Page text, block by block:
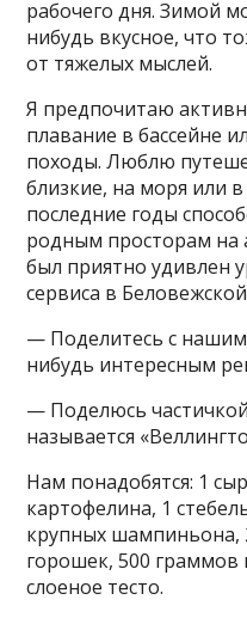
рабочего дня. Зимой
нибудь вкусное, что
от тяжелых мыслей.
Я предпочитаю
плавание в бассейне
походы. Люблю
близкие, на моря или
последние годы
родным просторам на
был приятно удивлен
сервиса в
— Поделитесь с
нибудь интересным
— Поделюсь
называется
Нам понадобятся: 1
картофелина, 1
крупных шампиньона,
горошек, 500 граммов
слоеное тесто.